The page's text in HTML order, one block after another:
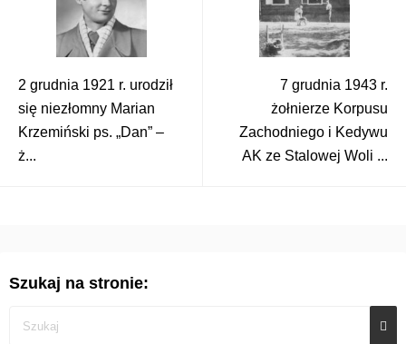
2 grudnia 1921 r. urodził
się niezłomny Marian
Krzemiński ps. „Dan” –
ż...
7 grudnia 1943 r.
żołnierze Korpusu
Zachodniego i Kedywu
AK ze Stalowej Woli ...
Szukaj na stronie: